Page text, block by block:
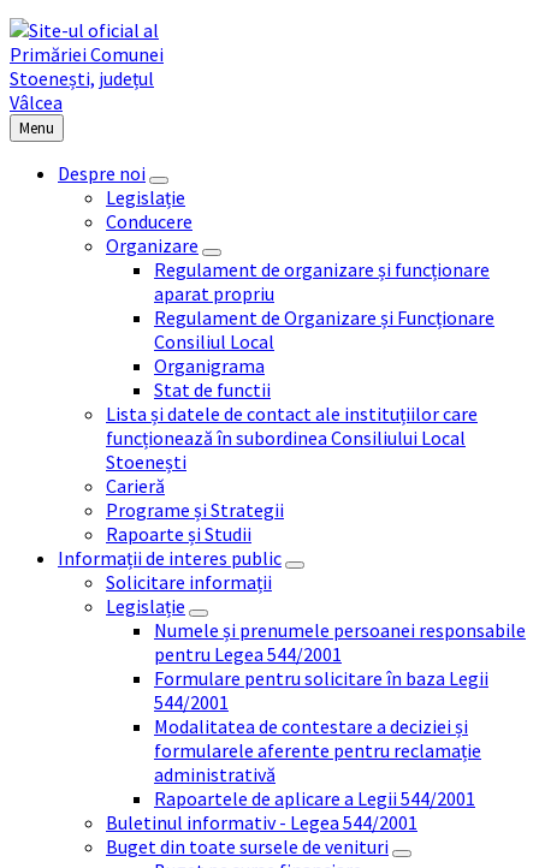
Menu
Despre noi
Legislație
Conducere
Organizare
Regulament de organizare și funcționare
aparat propriu
Regulament de Organizare și Funcționare
Consiliul Local
Organigrama
Stat de functii
Lista și datele de contact ale instituțiilor care
funcționează în subordinea Consiliului Local
Stoenești
Carieră
Programe și Strategii
Rapoarte și Studii
Informații de interes public
Solicitare informații
Legislație
Numele și prenumele persoanei responsabile
pentru Legea 544/2001
Formulare pentru solicitare în baza Legii
544/2001
Modalitatea de contestare a deciziei și
formularele aferente pentru reclamație
administrativă
Rapoartele de aplicare a Legii 544/2001
Buletinul informativ - Legea 544/2001
Buget din toate sursele de venituri